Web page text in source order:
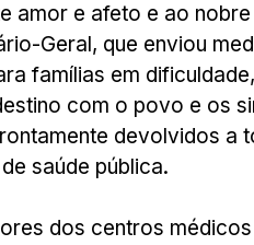
amor e afeto e ao
Geral, que enviou
famílias em
com o povo e os
devolvidos a
saúde pública.
dos centros